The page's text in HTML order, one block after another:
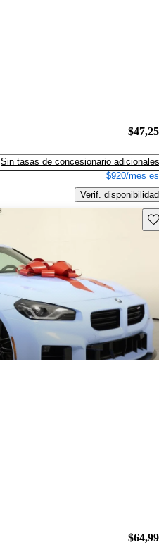
Sin tasas de concesionario adicionales
$920/mes
Verif. disponibilidad